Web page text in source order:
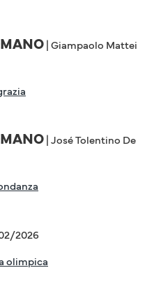
| Giampaolo Mattei
| José Tolentino De
2026
olimpica